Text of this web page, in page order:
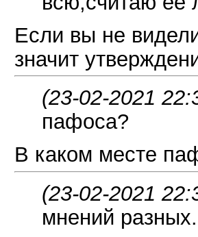
Если вы не
значит
(23-02-2021
пафоса?
В каком месте
(23-02-2021
мнений